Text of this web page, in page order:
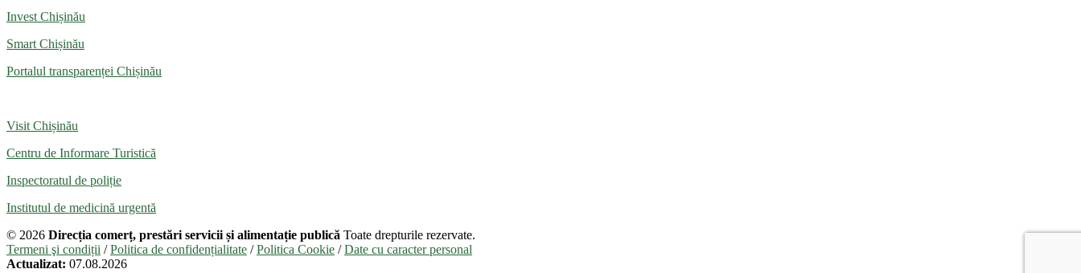
Invest Chișinău
Smart Chișinău
Portalul transparenței Chișinău
Visit Chișinău
Centru de Informare Turistică
Inspectoratul de poliție
Institutul de medicină urgentă
© 2026 Direcția comerț, prestări servicii și alimentație publică Toate drepturile rezervate.
Termeni şi condiții /Politica de confidențialitate /Politica Cookie /Date cu caracter personal
Actualizat: 07.08.2026